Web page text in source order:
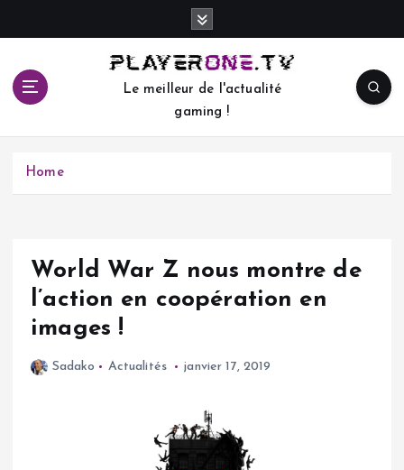
c
Le meilleur de l'actualité
gaming !
Home
World War Z nous montre de
l’action en coopération en
images !
Sadako Actualités janvier 17, 2019